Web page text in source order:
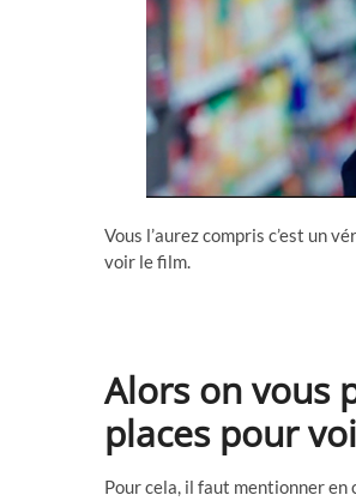
Vous l’aurez compris c’est un
voir le film.
Alors on vous
places pour
Pour cela, il faut mentionner